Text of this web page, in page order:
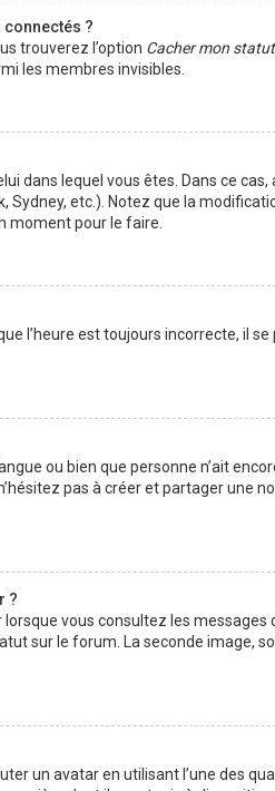
?
trouverez l’option Cacher mon
les membres invisibles.
dans lequel vous êtes. Dans ce cas,
Sydney, etc.). Notez que la
moment pour le faire.
l’heure est toujours incorrecte, il
ou bien que personne n’ait
pas à créer et partager
?
vous consultez les
sur le forum. La seconde image,
un avatar en utilisant l’une des